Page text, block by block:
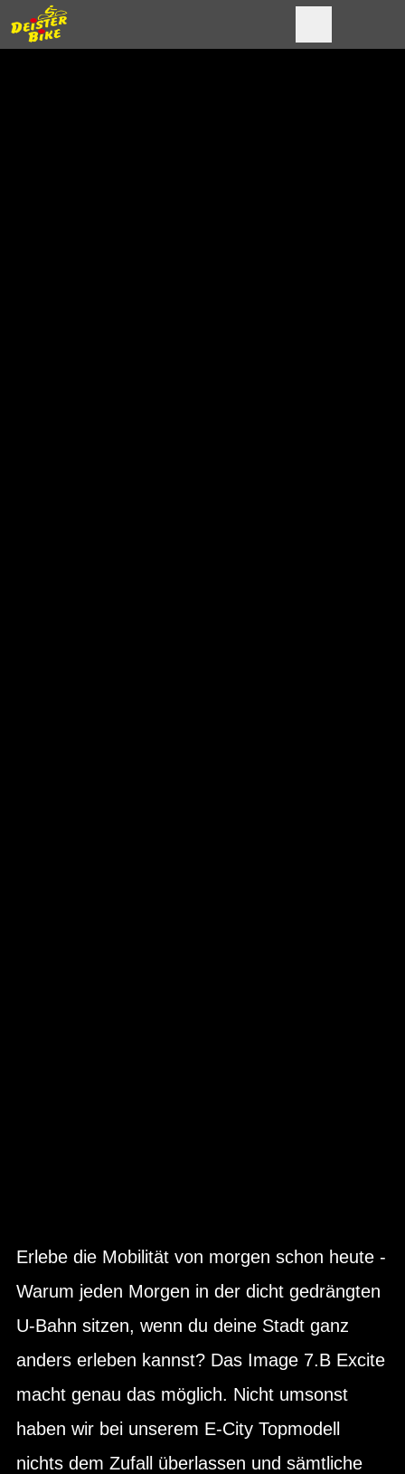
Erlebe die Mobilität von morgen schon heute -
Warum jeden Morgen in der dicht gedrängten
U-Bahn sitzen, wenn du deine Stadt ganz
anders erleben kannst? Das Image 7.B Excite
macht genau das möglich. Nicht umsonst
haben wir bei unserem E-City Topmodell
nichts dem Zufall überlassen und sämtliche